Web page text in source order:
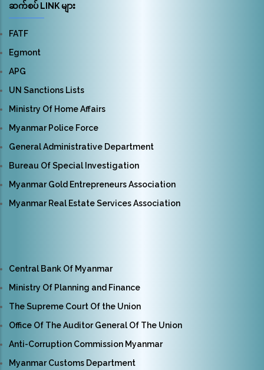
ဆက်စပ် LINK များ
FATF
Egmont
APG
UN Sanctions Lists
Ministry Of Home Affairs
Myanmar Police Force
General Administrative Department
Bureau Of Special Investigation
Myanmar Gold Entrepreneurs Association
Myanmar Real Estate Services Association
Central Bank Of Myanmar
Ministry Of Planning and Finance
The Supreme Court Of the Union
Office Of The Auditor General Of The Union
Anti-Corruption Commission Myanmar
Myanmar Customs Department